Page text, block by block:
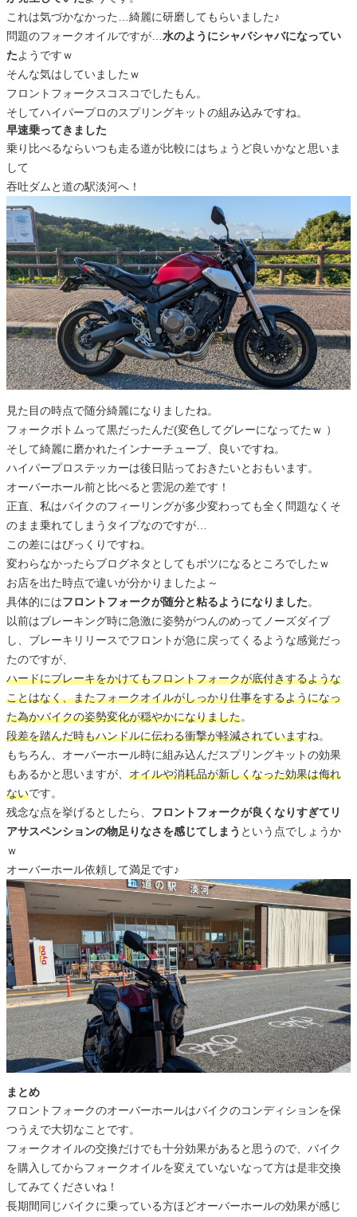
これは気づかなかった…綺麗に研磨してもらいました♪
問題のフォークオイルですが… 水のようにシャバシャバになってい
たようですｗ
そんな気はしていましたｗ
フロントフォークスコスコでしたもん。
そしてハイパープロのスプリングキットの組み込みですね。
早速乗ってきました
乗り比べるならいつも走る道が比較にはちょうど良いかなと思いま
して
吞吐ダムと道の駅淡河へ！
見た目の時点で随分綺麗になりましたね。
フォークボトムって黒だったんだ(変色してグレーになってたｗ ）
そして綺麗に磨かれたインナーチューブ、良いですね。
ハイパープロステッカーは後日貼っておきたいとおもいます。
オーバーホール前と比べると雲泥の差です！
正直、私はバイクのフィーリングが多少変わっても全く問題なくそ
のまま乗れてしまうタイプなのですが…
この差にはびっくりですね。
変わらなかったらブログネタとしてもボツになるところでしたｗ
お店を出た時点で違いが分かりましたよ～
具体的にはフロントフォークが随分と粘るようになりました。
以前はブレーキング時に急激に姿勢がつんのめってノーズダイブ
し、ブレーキリリースでフロントが急に戻ってくるような感覚だっ
たのですが、
ハードにブレーキをかけてもフロントフォークが底付きするような
ことはなく、またフォークオイルがしっかり仕事をするようになっ
た為かバイクの姿勢変化が穏やかになりました。
段差を踏んだ時もハンドルに伝わる衝撃が軽減されていますね。
もちろん、オーバーホール時に組み込んだスプリングキットの効果
もあるかと思いますが、 オイルや消耗品が新しくなった効果は侮れ
ないです。
残念な点を挙げるとしたら、 フロントフォークが良くなりすぎてリ
アサスペンションの物足りなさを感じてしまう という点でしょうか
ｗ
オーバーホール依頼して満足です♪
まとめ
フロントフォークのオーバーホールはバイクのコンディションを保
つうえで大切なことです。
フォークオイルの交換だけでも十分効果があると思うので、バイク
を購入してからフォークオイルを変えていないなって方は是非交換
してみてくださいね！
長期間同じバイクに乗っている方ほどオーバーホールの効果が感じ